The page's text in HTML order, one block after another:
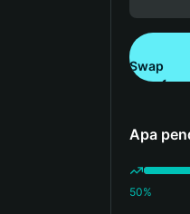
Swap
Apa
50%